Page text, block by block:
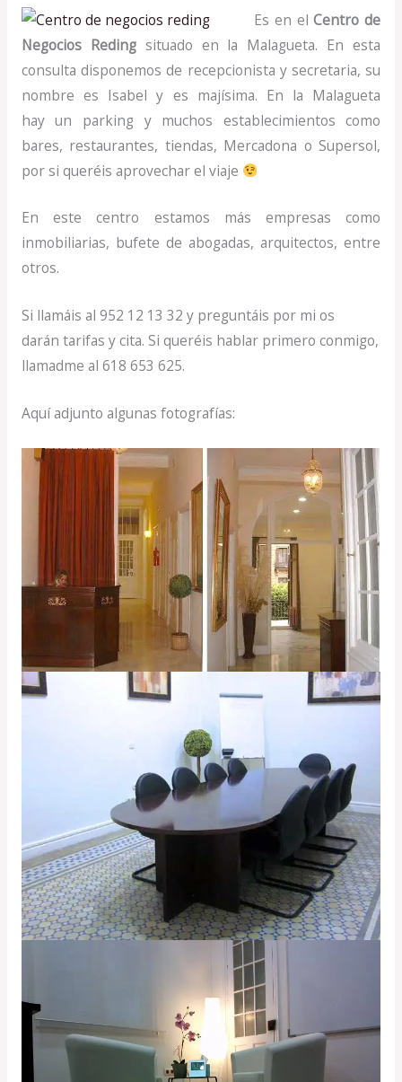
Es en elCentro de
Negocios Redingsituado en la Malagueta. En esta
consulta disponemos de recepcionista y secretaria, su
nombre es Isabel y es majísima. En la Malagueta
hay un parking y muchos establecimientos como
bares, restaurantes, tiendas, Mercadona o Supersol,
por si queréis aprovechar el viaje
En este centro estamos más empresas como
inmobiliarias, bufete de abogadas, arquitectos, entre
otros.
Si llamáis al 952 12 13 32 y preguntáis por mi os
darán tarifas y cita. Si queréis hablar primero conmigo,
llamadme al 618 653 625.
Aquí adjunto algunas fotografías: